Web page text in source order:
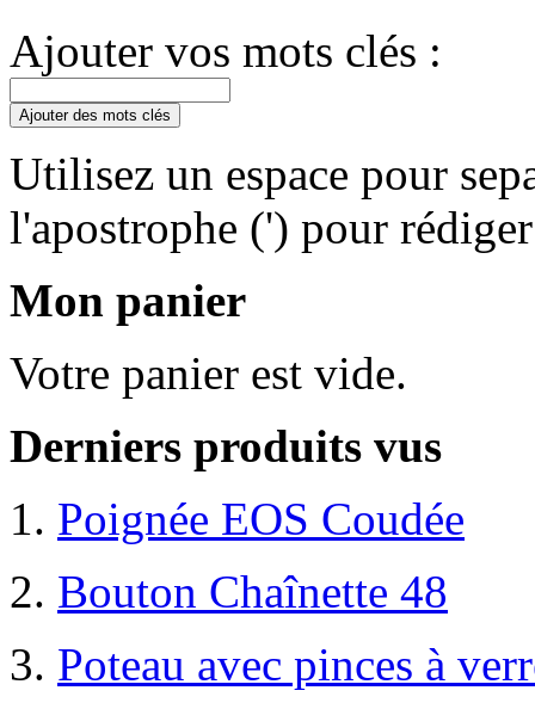
Ajouter vos mots clés :
Ajouter des mots clés
Utilisez un espace pour
l'apostrophe (') pour
Mon panier
Votre panier est vide.
Derniers produits vus
Poignée EOS Coudée
Bouton Chaînette 48
Poteau avec pinces à